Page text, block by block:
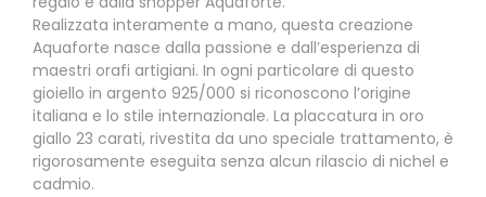
Realizzata interamente a mano, questa creazione
Aquaforte nasce dalla passione e dall’esperienza di
maestri orafi artigiani. In ogni particolare di questo
gioiello in argento 925/000 si riconoscono l’origine
italiana e lo stile internazionale. La placcatura in oro
giallo 23 carati, rivestita da uno speciale trattamento, è
rigorosamente eseguita senza alcun rilascio di nichel e
cadmio.